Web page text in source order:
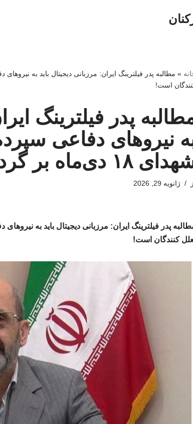
»
است!
پدر فیلترینگ
نیروهای دفاعی
۱۸ دی‌ماه بر گردن تعلل کنندگان است!
ژانویه 29, 2026
کنندگان است!